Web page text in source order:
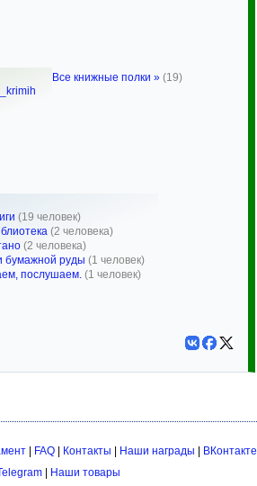
(19 человек)
(2 человека)
(2 человека)
бумажной руды (1 человек)
послушаем. (1 человек)
Все книжные полки » (19)
| FAQ| Контакты Наши награды
ВКонтакте
Наши товары